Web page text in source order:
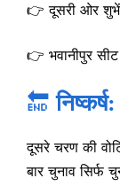
👉 दूसरी ओर
👉 भवानीपुर
🔚निष्कर्ष:
दूसरे चरण की
बार चुनाव सिर्फ